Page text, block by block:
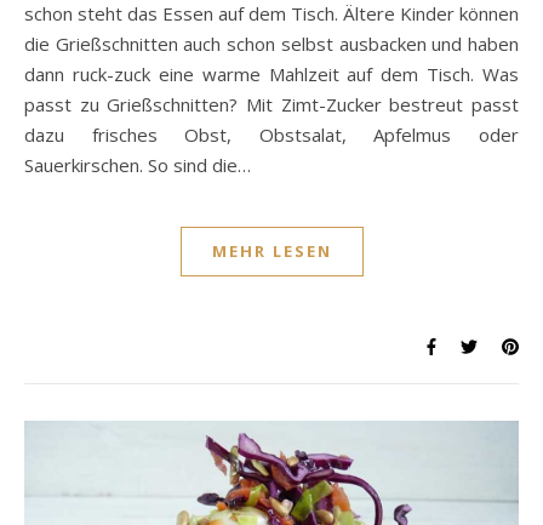
schon steht das Essen auf dem Tisch. Ältere Kinder können
die Grießschnitten auch schon selbst ausbacken und haben
dann ruck-zuck eine warme Mahlzeit auf dem Tisch. Was
passt zu Grießschnitten? Mit Zimt-Zucker bestreut passt
dazu frisches Obst, Obstsalat, Apfelmus oder
Sauerkirschen. So sind die…
MEHR LESEN